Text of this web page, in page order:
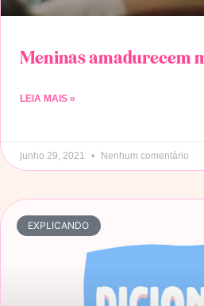
Meninas amadurecem
LEIA MAIS »
junho 29, 2021 Nenhum comentário
EXPLICANDO